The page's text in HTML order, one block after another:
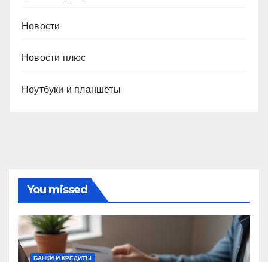
Новости
Новости плюс
Ноутбуки и планшеты
You missed
БАНКИ И КРЕДИТЫ